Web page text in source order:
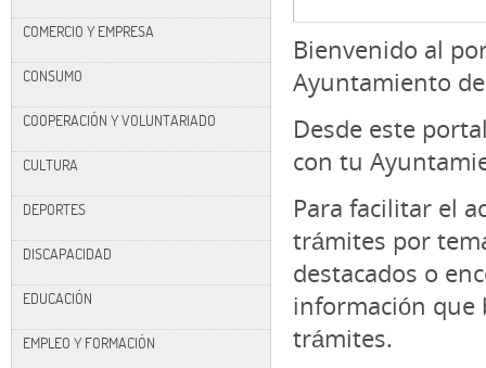
COMERCIO Y EMPRESA
CONSUMO
COOPERACIÓN Y VOLUNTARIADO
CULTURA
DEPORTES
DISCAPACIDAD
EDUCACIÓN
EMPLEO Y FORMACIÓN
Bienvenido al
Ayuntamiento
Desde este
con tu
Para facilitar el
trámites por
destacados o
información que
trámites.